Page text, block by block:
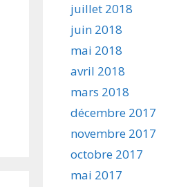
juillet 2018
juin 2018
mai 2018
avril 2018
mars 2018
décembre 2017
novembre 2017
octobre 2017
mai 2017